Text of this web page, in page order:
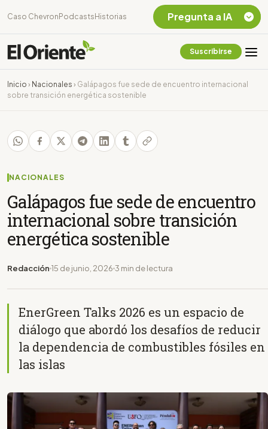
Caso Chevron Podcasts Historias
Suscribirse
Inicio › Nacionales › Galápagos fue sede de encuentro internacional
sobre transición energética sostenible
NACIONALES
Galápagos fue sede de encuentro
internacional sobre transición
energética sostenible
Redacción 15 de junio, 2026 3 min de lectura
EnerGreen Talks 2026 es un espacio de
diálogo que abordó los desafíos de reducir
la dependencia de combustibles fósiles en
las islas
Pregunta a IA
Chevron Ecuador